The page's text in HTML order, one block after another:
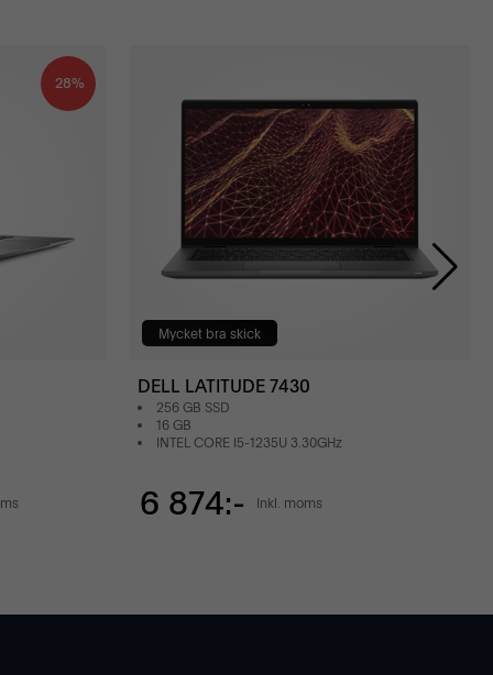
28%
Mycket bra skick
DELL LATITUDE 7430
256 GB SSD
16 GB
INTEL CORE I5-1235U 3.30GHz
6 874:- Inkl. moms